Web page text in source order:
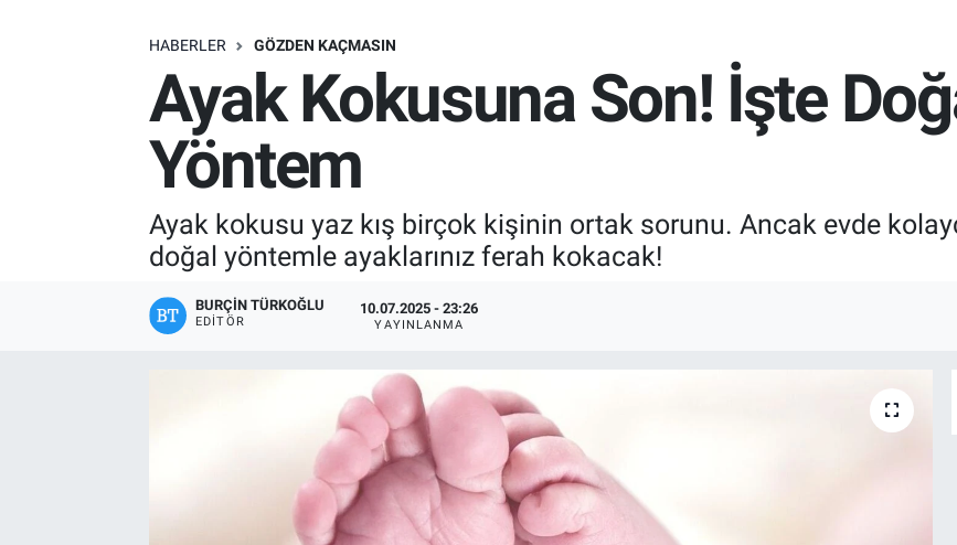
HABERLER GÖZDEN KAÇMASIN
Ayak Kokusuna Son! İşte
Yöntem
Ayak kokusu yaz kış birçok kişinin ortak sorunu. Ancak evde
doğal yöntemle ayaklarınız ferah kokacak!
BURÇIN TÜRKOĞLU
EDITÖR
10.07.2025 - 23:26
YAYINLANMA
ÖZEL HABER
ASTROLOJİ